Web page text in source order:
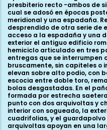
presbiterio recto -ambos de
cual se adosó en épocas
meridional y una espadaña.
desprendido de otra serie de
acceso a la espadaña y una
exterior el antiguo edificio
hemiciclo articulado en tres
entregas que se interrumpen
bruscamente, sin capiteles o
elevan sobre alto podio, con
escocia entre doble toro,
bolas desgastadas. En el
formada por estrecha
punto con dos arquivoltas y
interior con sogueado, la
cuadrifolias, y el
arquivoltas apoyan en una